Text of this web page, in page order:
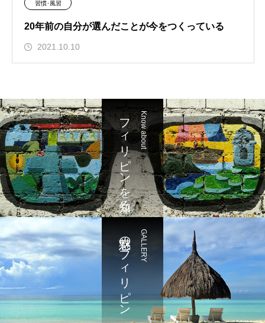
習慣･風習
20年前の自分が選んだことが今をつくっている
2021.10.10
Know about
フィリピンを知る
GALLERY
魅惑のフィリピン